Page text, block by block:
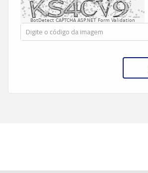
BotDetect CAPTCHA ASP.NET Form Validation